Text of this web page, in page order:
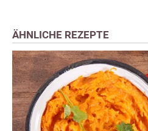
ÄHNLICHE REZEPTE